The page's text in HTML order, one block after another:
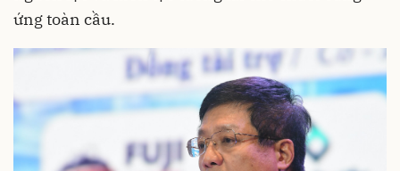
ứng toàn cầu.